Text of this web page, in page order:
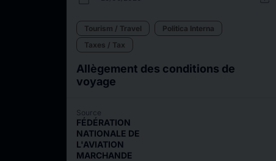
Tourism / Travel
Politica Interna
Taxes / Tax
Allègement des conditions de
voyage
Source
FÉDÉRATION
NATIONALE DE
L'AVIATION
MARCHANDE